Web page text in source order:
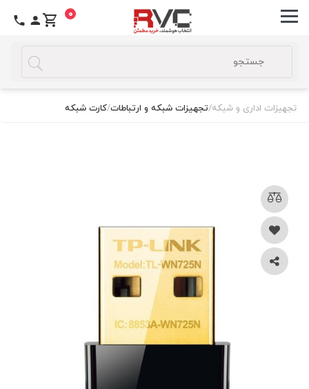
0
تجهیزات اداری و شبکه/تجهیزات شبکه و ارتباطات/کارت شبکه